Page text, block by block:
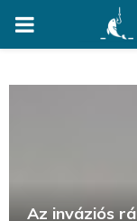
PRIMARY
Az inváziós